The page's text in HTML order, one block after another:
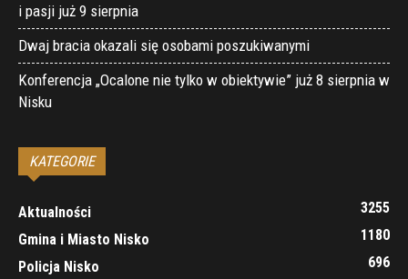
i pasji już 9 sierpnia
Dwaj bracia okazali się osobami poszukiwanymi
Konferencja „Ocalone nie tylko w obiektywie” już 8 sierpnia w
Nisku
KATEGORIE
Aktualności
3255
Gmina i Miasto Nisko
1180
Policja Nisko
696